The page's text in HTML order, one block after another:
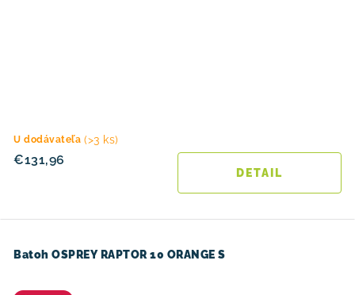
U dodávateľa (>3 ks)
€131,96
DETAIL
Batoh OSPREY RAPTOR 10 ORANGE S